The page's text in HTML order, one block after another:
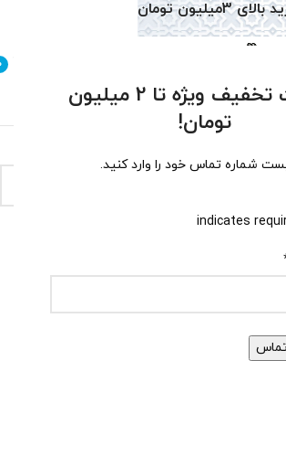
دریافت تخفیف ویژه تا 2 میلیون
تومان!
شماره تماس خود را وارد کنید.
سرویس و نیم ست یشم
تومان